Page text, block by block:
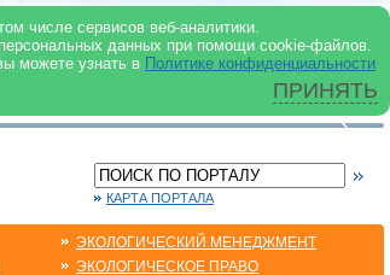
числе сервисов веб-аналитики.
данных при помощи cookie-файлов.
можете узнать в Политике конфиденциальности
ПРИНЯТЬ
КАРТА ПОРТАЛА
ЭКОЛОГИЧЕСКИЙ МЕНЕДЖМЕНТ
ЭКОЛОГИЧЕСКОЕ ПРАВО